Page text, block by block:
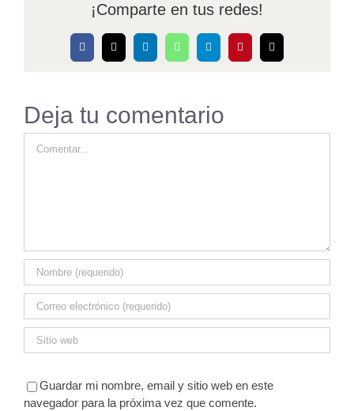
¡Comparte en tus redes!
Facebook
X LinkedInWhatsAppTelegramPinterestCorreo
electrónico
Deja tu comentario
Guardar mi nombre, email y sitio web en este
navegador para la próxima vez que comente.